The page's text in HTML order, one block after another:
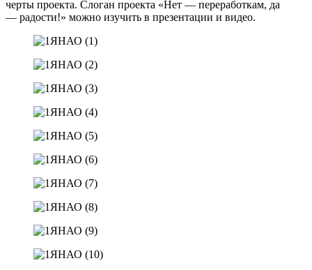
черты проекта. Слоган проекта «Нет — переработкам, да
— радости!» можно изучить в презентации и видео.